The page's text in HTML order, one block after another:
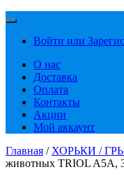
Войти или
О нас
Доставка
Оплата
Контакты
Акции
Мой аккаунт
Главная / ХОРЬКИ /
животных TRIOL A5A,